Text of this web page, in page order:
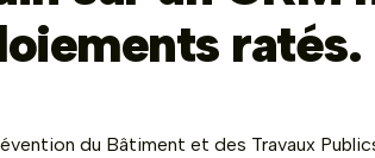
ratés.
du Bâtiment et des Travaux